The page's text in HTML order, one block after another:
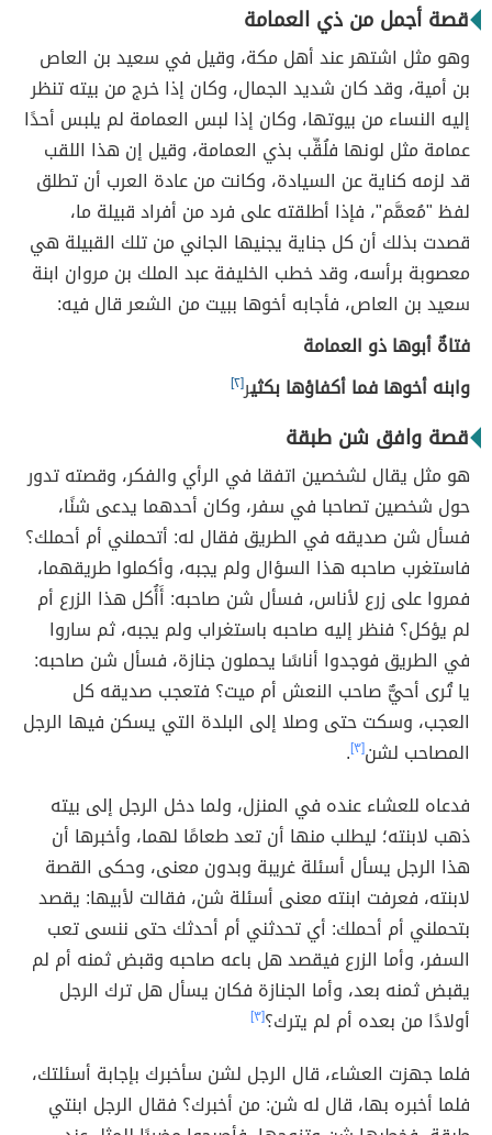
قصة أجمل من ذي العمامة
وهو مثل اشتهر عند أهل مكة، وقيل في سعيد بن العاص
بن أمية، وقد كان شديد الجمال، وكان إذا خرج من بيته تنظر
إليه النساء من بيوتها، وكان إذا لبس العمامة لم يلبس أحدًا
عمامة مثل لونها فلُقِّب بذي العمامة، وقيل إن هذا اللقب
قد لزمه كناية عن السيادة، وكانت من عادة العرب أن تطلق
لفظ "مُعمَّم"، فإذا أطلقته على فرد من أفراد قبيلة ما،
قصدت بذلك أن كل جناية يجنيها الجاني من تلك القبيلة هي
معصوبة برأسه، وقد خطب الخليفة عبد الملك بن مروان ابنة
سعيد بن العاص، فأجابه أخوها ببيت من الشعر قال فيه:
فتاةٌ أبوها ذو العمامة
وابنه أخوها فما أكفاؤها بكثير[٢]
قصة وافق شن طبقة
هو مثل يقال لشخصين اتفقا في الرأي والفكر، وقصته تدور
حول شخصين تصاحبا في سفر، وكان أحدهما يدعى شنًا،
فسأل شن صديقه في الطريق فقال له: أتحملني أم أحملك؟
فاستغرب صاحبه هذا السؤال ولم يجبه، وأكملوا طريقهما،
فمروا على زرع لأناس، فسأل شن صاحبه: أَأُكل هذا الزرع أم
لم يؤكل؟ فنظر إليه صاحبه باستغراب ولم يجبه، ثم ساروا
في الطريق فوجدوا أناسًا يحملون جنازة، فسأل شن صاحبه:
يا تُرى أحيٌّ صاحب النعش أم ميت؟ فتعجب صديقه كل
العجب، وسكت حتى وصلا إلى البلدة التي يسكن فيها الرجل
المصاحب لشن[٣] .
فدعاه للعشاء عنده في المنزل، ولما دخل الرجل إلى بيته
ذهب لابنته؛ ليطلب منها أن تعد طعامًا لهما، وأخبرها أن
هذا الرجل يسأل أسئلة غريبة وبدون معنى، وحكى القصة
لابنته، فعرفت ابنته معنى أسئلة شن، فقالت لأبيها: يقصد
بتحملني أم أحملك: أي تحدثني أم أحدثك حتى ننسى تعب
السفر، وأما الزرع فيقصد هل باعه صاحبه وقبض ثمنه أم لم
يقبض ثمنه بعد، وأما الجنازة فكان يسأل هل ترك الرجل
أولادًا من بعده أم لم يترك؟[٣]
فلما جهزت العشاء، قال الرجل لشن سأخبرك بإجابة أسئلتك،
فلما أخبره بها، قال له شن: من أخبرك؟ فقال الرجل ابنتي